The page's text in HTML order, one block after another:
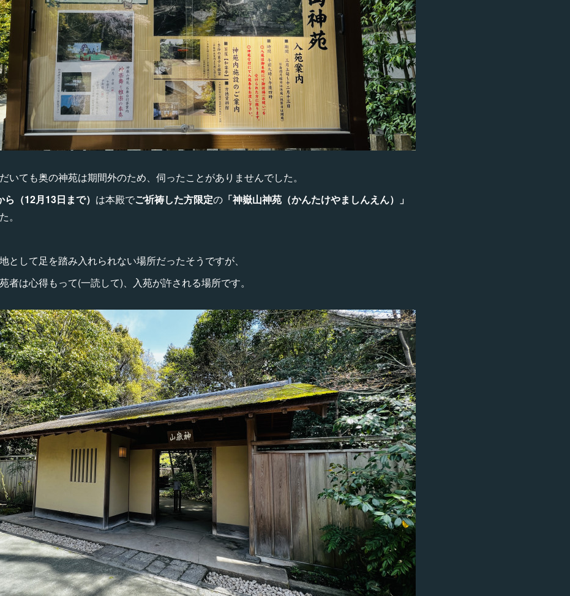
いても奥の神苑は期間外のため、伺ったことがありませんでした。
（12月13日まで） は本殿でご祈祷した方限定の 「神嶽山神苑（かんたけやましんえん）」
。
として足を踏み入れられない場所だったそうですが、
者は心得もって(一読して)、入苑が許される場所です。